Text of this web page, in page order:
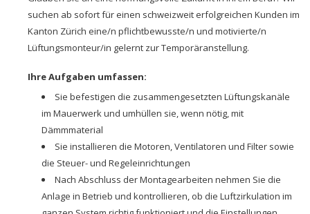
suchen ab sofort für einen schweizweit erfolgreichen Kunden im
Kanton Zürich eine/n pflichtbewusste/n und motivierte/n
Lüftungsmonteur/in gelernt zur Temporäranstellung.
Ihre Aufgaben umfassen:
Sie befestigen die zusammengesetzten Lüftungskanäle
im Mauerwerk und umhüllen sie, wenn nötig, mit
Dämmmaterial
Sie installieren die Motoren, Ventilatoren und Filter sowie
die Steuer- und Regeleinrichtungen
Nach Abschluss der Montagearbeiten nehmen Sie die
Anlage in Betrieb und kontrollieren, ob die Luftzirkulation im